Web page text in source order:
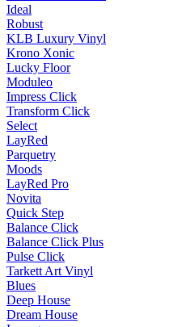
Ideal
Robust
KLB Luxury Vinyl
Krono Xonic
Lucky Floor
Moduleo
Impress Click
Transform Click
Select
LayRed
Parquetry
Moods
LayRed Pro
Novita
Quick Step
Balance Click
Balance Click Plus
Pulse Click
Tarkett Art Vinyl
Blues
Deep House
Dream House